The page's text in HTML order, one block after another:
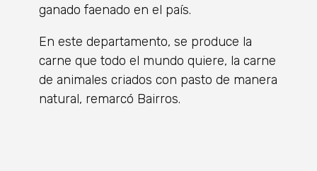
ganado faenado en el país.
En este departamento, se produce la
carne que todo el mundo quiere, la carne
de animales criados con pasto de manera
natural, remarcó Bairros.